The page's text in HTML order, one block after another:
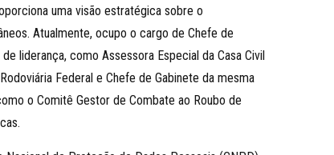
uma visão estratégica sobre o
Atualmente, ocupo o cargo de Chefe de
liderança, como Assessora Especial da Casa Civil
Federal e Chefe de Gabinete da mesma
o Comitê Gestor de Combate ao Roubo de